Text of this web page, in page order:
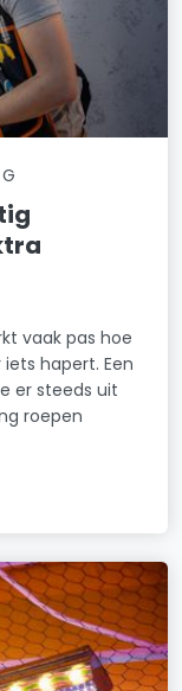
vaak pas hoe
hapert. Een
er steeds uit
roepen